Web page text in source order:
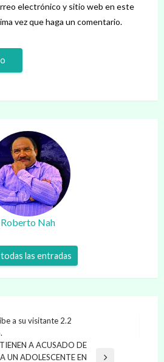
electrónico y sitio web en este
vez que haga un comentario.
Roberto Nah
las entradas
a su visitante 2.2
A ACUSADO DE
UN ADOLESCENTE EN